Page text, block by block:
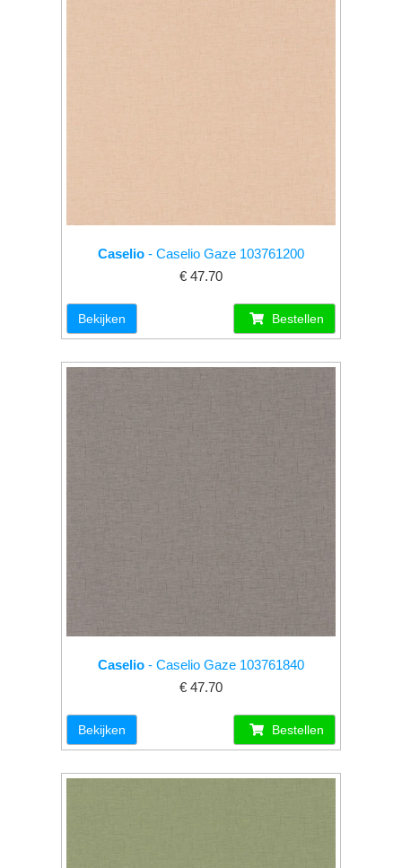
Caselio - Caselio Gaze 103761200
€ 47.70
Bekijken Bestellen
Caselio - Caselio Gaze 103761840
€ 47.70
Bekijken Bestellen